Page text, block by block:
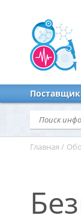
Главная /